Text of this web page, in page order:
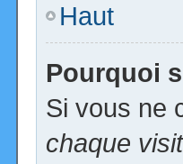
Haut
Pourquoi
Si vous ne
chaque